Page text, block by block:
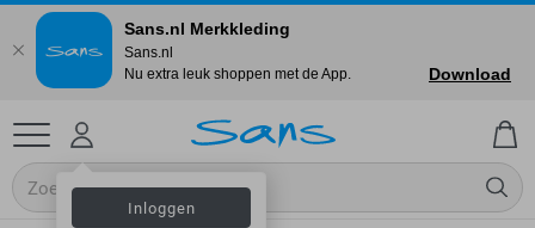
Inloggen
Sans.nl Merkkleding
Sans.nl
Nu extra leuk shoppen met de App.
Download